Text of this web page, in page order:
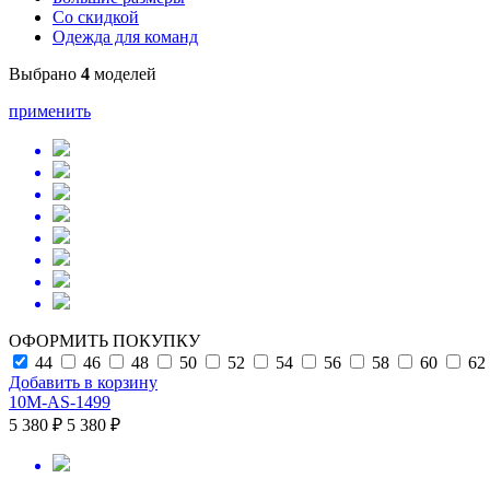
Со скидкой
Одежда для команд
Выбрано 4 моделей
применить
ОФОРМИТЬ ПОКУПКУ
44
46 48 50 52 54 56 58 60
62
Добавить в корзину
10M-AS-1499
5 380 ₽ 5 380 ₽